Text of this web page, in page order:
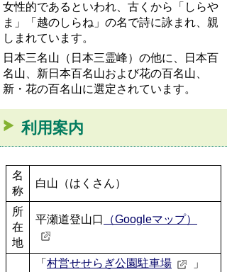
女性的であるといわれ、古くから「しらや
ま」「越のしらね」の名で詩に詠まれ、親
しまれています。
日本三名山（日本三霊峰）の他に、日本百
名山、新日本百名山および花の百名山、
新・花の百名山に選定されています。
利用案内
名
称
白山（はくさん）
所
在
地
平瀬道登山口 （Googleマップ）
「 村営せせらぎ公園駐車場
」